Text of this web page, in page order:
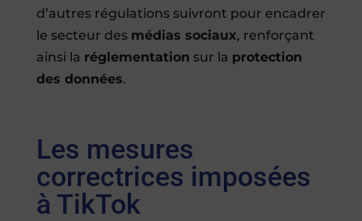
d’autres régulations suivront pour encadrer
le secteur des médias sociaux, renforçant
ainsi la réglementation sur la protection
des données.
Les mesures
correctrices imposées
à TikTok